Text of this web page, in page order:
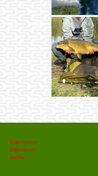
Datenschutz
Impressum
Archiv